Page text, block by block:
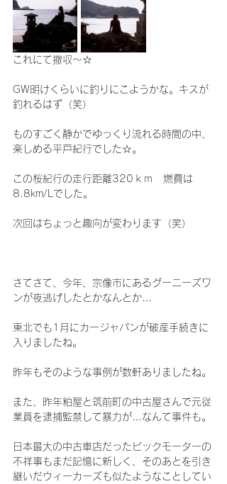
これにて撤収～☆
GW明けくらいに釣りにこようかな。キスが
釣れるはず（笑）
ものすごく静かでゆっくり流れる時間の中、
楽しめる平戸紀行でした☆。
この桜紀行の走行距離320ｋｍ　燃費は
8.8km/Lでした。
次回はちょっと趣向が変わります（笑）
さてさて、今年、宗像市にあるグーニーズワ
ンが夜逃げしたとかなんとか…
東北でも1月にカージャパンが破産手続きに
入りましたね。
昨年もそのような事例が数軒ありましたね。
また、昨年粕屋と筑前町の中古屋さんで元従
業員を逮捕監禁して暴力が…なんて事件も。
日本最大の中古車店だったビックモーターの
不祥事もまだ記憶に新しく、そのあとを引き
継いだウィーカーズも似たようなことしてい